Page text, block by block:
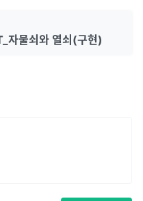
물쇠와 열쇠(구현)